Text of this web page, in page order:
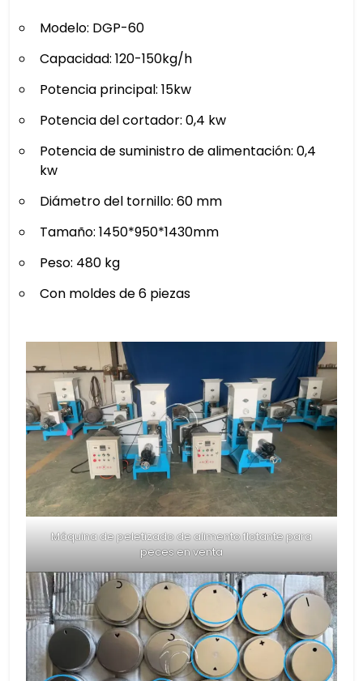
Modelo: DGP-60
Capacidad: 120-150kg/h
Potencia principal: 15kw
Potencia del cortador: 0,4 kw
Potencia de suministro de alimentación: 0,4
kw
Diámetro del tornillo: 60 mm
Tamaño: 1450*950*1430mm
Peso: 480 kg
Con moldes de 6 piezas
Máquina de peletizado de alimento flotante para
peces en venta